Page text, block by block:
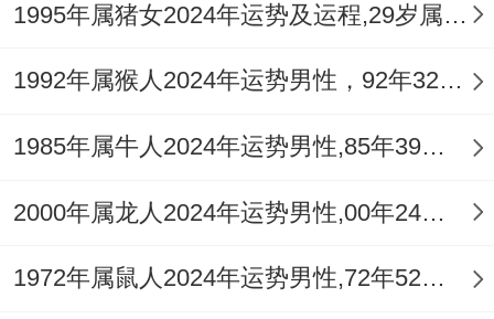
月）。因子午冲，水火激战，心肾不交，容
易有旧疾复发或意外伤损，日常调养，当以
加重火气。
2026年每月运势关键节点提示
眼看着进入丙午年正月（庚寅月）。金木交
1995年属猪女2024年运势及运程,29岁属猪人2024全年每月运势女性如何
1992年属猴人2024年运势男性，92年32岁属猴男2024年每月运程怎么样
1985年属牛人2024年运势男性,85年39岁属牛男2024年每月运程怎么样
2000年属龙人2024年运势男性,00年24岁属龙男2024年每月运程怎么样
1972年属鼠人2024年运势男性,72年52岁属鼠男2024年每月运程怎么样